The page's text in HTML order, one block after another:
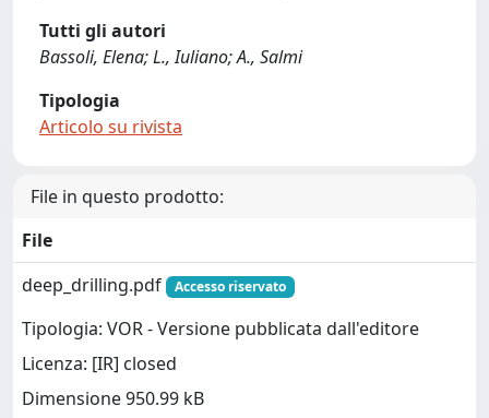
Tutti gli autori
Bassoli, Elena; L., Iuliano; A., Salmi
Tipologia
Articolo su rivista
File in questo prodotto:
File
deep_drilling.pdf
Accesso riservato
Tipologia: VOR - Versione pubblicata dall'editore
Licenza: [IR] closed
Dimensione 950.99 kB